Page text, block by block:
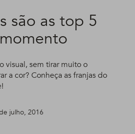
são as top 5
visual, sem tirar muito o
a cor? Conheça as franjas do
julho, 2016